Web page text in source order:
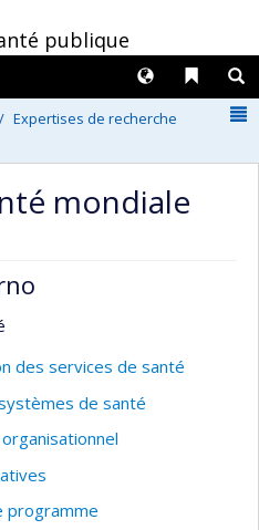
publique
Liens
Langues
Expertises de recherche
mondiale
des services de santé
de santé
programme